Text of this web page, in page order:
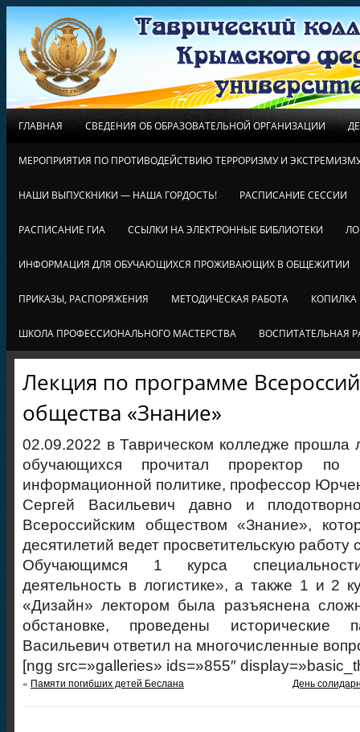
ГЛАВНАЯ СВЕДЕНИЯ ОБ ОБРАЗОВАТЕЛЬНОЙ ОРГАНИЗАЦИИ
МЕРОПРИЯТИЯ ПО ПРОТИВОДЕЙСТВИЮ ТЕРРОРИЗМУ И
НАШИ ВЫПУСКНИКИ — НАША ГОРДОСТЬ! РАСПИСАНИЕ СЕССИИ
РАСПИСАНИЕ ГИА ССЫЛКИ НА ЭЛЕКТРОННЫЕ БИБЛИОТЕКИ
ИНФОРМАЦИЯ ДЛЯ ОБУЧАЮЩИХСЯ ПРОЖИВАЮЩИХ В ОБЩЕЖИТИИ
ПРИКАЗЫ, РАСПОРЯЖЕНИЯ МЕТОДИЧЕСКАЯ РАБОТА КОПИЛКА
ШКОЛА ПРОФЕССИОНАЛЬНОГО МАСТЕРСТВА ВОСПИТАТЕЛЬНАЯ
Лекция по программе
общества «Знание»
02.09.2022 в Таврическом колледже прошла
обучающихся прочитал проректор по
информационной политике, профессор
Сергей Васильевич давно и
Всероссийским обществом «Знание»,
десятилетий ведет просветительскую работу
Обучающимся 1 курса
деятельность в логистике», а также 1 и 2
«Дизайн» лектором была разъяснена
обстановке, проведены исторические
Васильевич ответил на многочисленные
[ngg src=»galleries» ids=»855″
« Памяти погибших детей Беслана День